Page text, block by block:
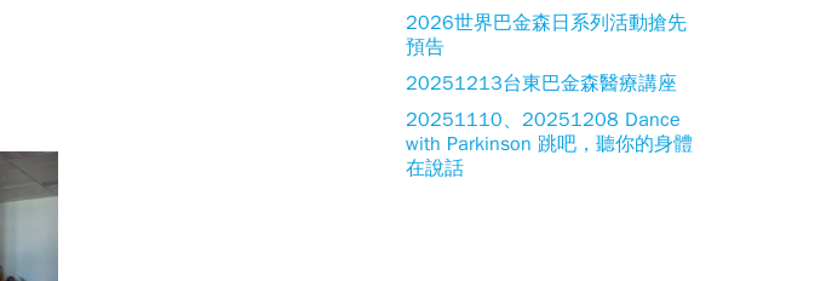
2026世界巴金森日系列活動搶先
預告
20251213台東巴金森醫療講座
20251110、20251208 Dance
with Parkinson 跳吧，聽你的身體
在說話